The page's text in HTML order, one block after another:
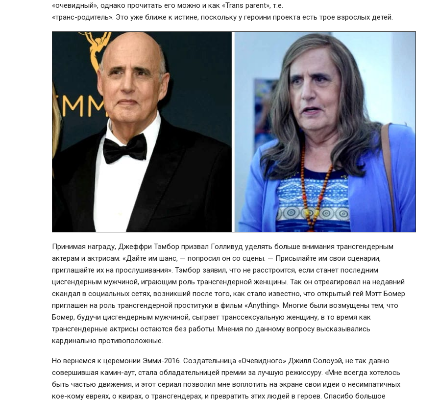
«очевидный», однако прочитать его можно и как «Trans parent», т.е.
«транс-родитель». Это уже ближе к истине, поскольку у героини проекта есть трое взрослых детей.
Принимая награду, Джеффри Тэмбор призвал Голливуд уделять больше внимания трансгендерным
актерам и актрисам: «Дайте им шанс, — попросил он со сцены. — Присылайте им свои сценарии,
приглашайте их на прослушивания». Тэмбор заявил, что не расстроится, если станет последним
цисгендерным мужчиной, играющим роль трансгендерной женщины. Так он отреагировал на недавний
скандал в социальных сетях, возникший после того, как стало известно, что открытый гей Мэтт Бомер
приглашен на роль трансгендерной проституки в фильм «Anything». Многие были возмущены тем, что
Бомер, будучи цисгендерным мужчиной, сыграет транссексуальную женщину, в то время как
трансгендерные актрисы остаются без работы. Мнения по данному вопросу высказывались
кардинально противоположные.
Но вернемся к церемонии Эмми-2016. Создательница «Очевидного» Джилл Солоуэй, не так давно
совершившая камин-аут, стала обладательницей премии за лучшую режиссуру. «Мне всегда хотелось
быть частью движения, и этот сериал позволил мне воплотить на экране свои идеи о несимпатичных
кое-кому евреях, о квирах, о трансгендерах, и превратить этих людей в героев. Спасибо большое